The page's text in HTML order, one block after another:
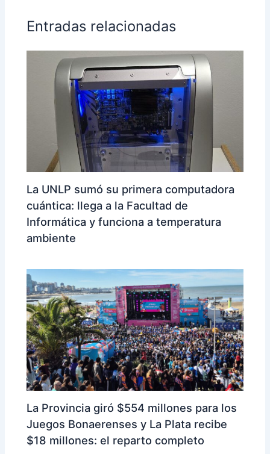
Entradas relacionadas
La UNLP sumó su primera computadora
cuántica: llega a la Facultad de
Informática y funciona a temperatura
ambiente
La Provincia giró $554 millones para los
Juegos Bonaerenses y La Plata recibe
$18 millones: el reparto completo